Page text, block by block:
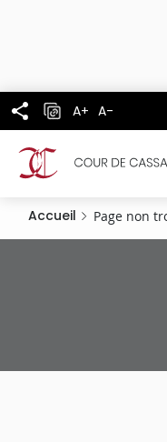
A+ A-
Accueil Page non